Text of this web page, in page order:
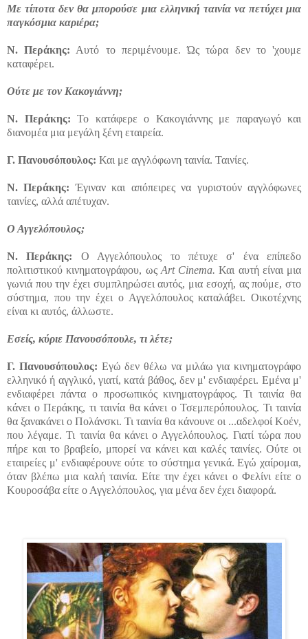
Με τίποτα δεν θα μπορούσε μια ελληνική ταινία να πετύχει μια
παγκόσμια καριέρα;
Ν. Περάκης: Αυτό το περιμένουμε. Ώς τώρα δεν το 'χουμε
καταφέρει.
Ούτε με τον Κακογιάννη;
Ν. Περάκης: Το κατάφερε ο Κακογιάννης με παραγωγό και
διανομέα μια μεγάλη ξένη εταιρεία.
Γ. Πανουσόπουλος: Και με αγγλόφωνη ταινία. Ταινίες.
Ν. Περάκης: Έγιναν και απόπειρες να γυριστούν αγγλόφωνες
ταινίες, αλλά απέτυχαν.
Ο Αγγελόπουλος;
Ν. Περάκης: Ο Αγγελόπουλος το πέτυχε σ' ένα επίπεδο
πολιτιστικού κινηματογράφου, ως Art Cinema. Και αυτή είναι μια
γωνιά που την έχει συμπληρώσει αυτός, μια εσοχή, ας πούμε, στο
σύστημα, που την έχει ο Αγγελόπουλος καταλάβει. Οικοτέχνης
είναι κι αυτός, άλλωστε.
Εσείς, κύριε Πανουσόπουλε, τι λέτε;
Γ. Πανουσόπουλος: Εγώ δεν θέλω να μιλάω για κινηματογράφο
ελληνικό ή αγγλικό, γιατί, κατά βάθος, δεν μ' ενδιαφέρει. Εμένα μ'
ενδιαφέρει πάντα ο προσωπικός κινηματογράφος. Τι ταινία θα
κάνει ο Περάκης, τι ταινία θα κάνει ο Τσεμπερόπουλος. Τι ταινία
θα ξανακάνει ο Πολάνσκι. Τι ταινία θα κάνουνε οι ...αδελφοί Κοέν,
που λέγαμε. Τι ταινία θα κάνει ο Αγγελόπουλος. Γιατί τώρα που
πήρε και το βραβείο, μπορεί να κάνει και καλές ταινίες. Ούτε οι
εταιρείες μ' ενδιαφέρουνε ούτε το σύστημα γενικά. Εγώ χαίρομαι,
όταν βλέπω μια καλή ταινία. Είτε την έχει κάνει ο Φελίνι είτε ο
Κουροσάβα είτε ο Αγγελόπουλος, για μένα δεν έχει διαφορά.